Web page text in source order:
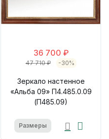
36 700 ₽
47 710 ₽ -30%
Зеркало настенное
«Альба 09» П4.485.0.09
(П485.09)
Размеры